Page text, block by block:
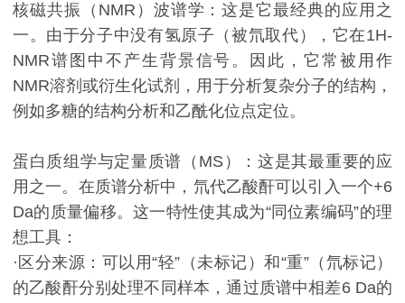
核磁共振（NMR）波谱学：这是它最经典的应用之
一。由于分子中没有氢原子（被氘取代），它在1H-
NMR谱图中不产生背景信号。因此，它常被用作
NMR溶剂或衍生化试剂，用于分析复杂分子的结构，
例如多糖的结构分析和乙酰化位点定位。
蛋白质组学与定量质谱（MS）：这是其最重要的应
用之一。在质谱分析中，氘代乙酸酐可以引入一个+6
Da的质量偏移。这一特性使其成为“同位素编码”的理
想工具：
·区分来源：可以用“轻”（未标记）和“重”（氘标记）
的乙酸酐分别处理不同样本，通过质谱中相差6 Da的